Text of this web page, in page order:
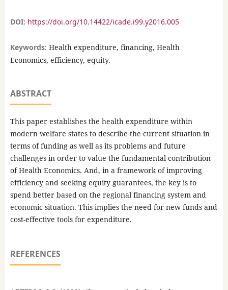
DOI: https://doi.org/10.14422/icade.i99.y2016.005
Keywords: Health expenditure, financing, Health
Economics, efficiency, equity.
ABSTRACT
This paper establishes the health expenditure within
modern welfare states to describe the current situation in
terms of funding as well as its problems and future
challenges in order to value the fundamental contribution
of Health Economics. And, in a framework of improving
efficiency and seeking equity guarantees, the key is to
spend better based on the regional financing system and
economic situation. This implies the need for new funds and
cost-effective tools for expenditure.
REFERENCES